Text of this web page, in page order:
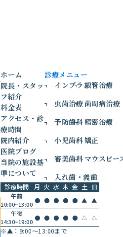
ホーム
院長・スタッ
フ紹介
料金表
アクセス・診
療時間
院内紹介
医院ブログ
当院の施設基
準について
診療メニュー
インプラント根管治療
虫歯治療歯周病治療
予防歯科精密治療
小児歯科矯正
審美歯科 マウスピー
入れ歯・義歯
診療時間 月 火 水 木 金 土 日
午前
10:00~13:00 ● ● ● ● ● ▲ ▲
午後
14:30~19:00 ● ● ● ● ● △ △
※▲：9:00〜13:00まで